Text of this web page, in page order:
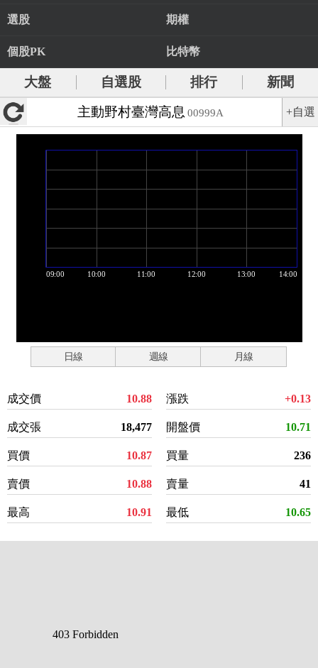
選股 期權
個股PK 比特幣
大盤 自選股 排行
新聞
主動野村臺灣高息 00999A +自選
日線 週線 月線
成交價 10.88
成交張 18,477
買價 10.87
賣價 10.88
最高 10.91
漲跌 +0.13
開盤價 10.71
買量 236
賣量 41
最低 10.65